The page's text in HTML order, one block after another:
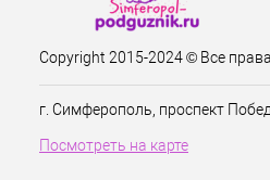
Copyright 2015-2024 © Все
г. Симферополь, проспект
Посмотреть на карте